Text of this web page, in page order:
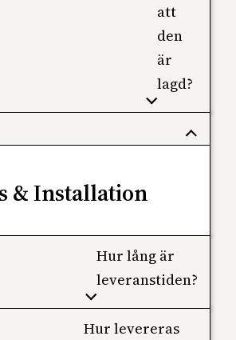
att
den
är
lagd?
& Installation
Hur lång är
leveranstiden?
Hur levereras